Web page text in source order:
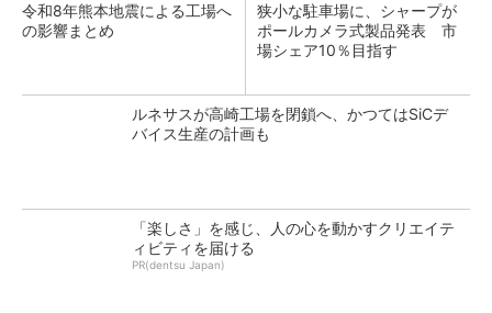
令和8年熊本地震による工場へ
の影響まとめ
狭小な駐車場に、シャープが
ポールカメラ式製品発表 市
場シェア10％目指す
ルネサスが高崎工場を閉鎖へ、かつてはSiCデ
バイス生産の計画も
「楽しさ」を感じ、人の心を動かすクリエイテ
ィビティを届ける
PR(dentsu Japan)